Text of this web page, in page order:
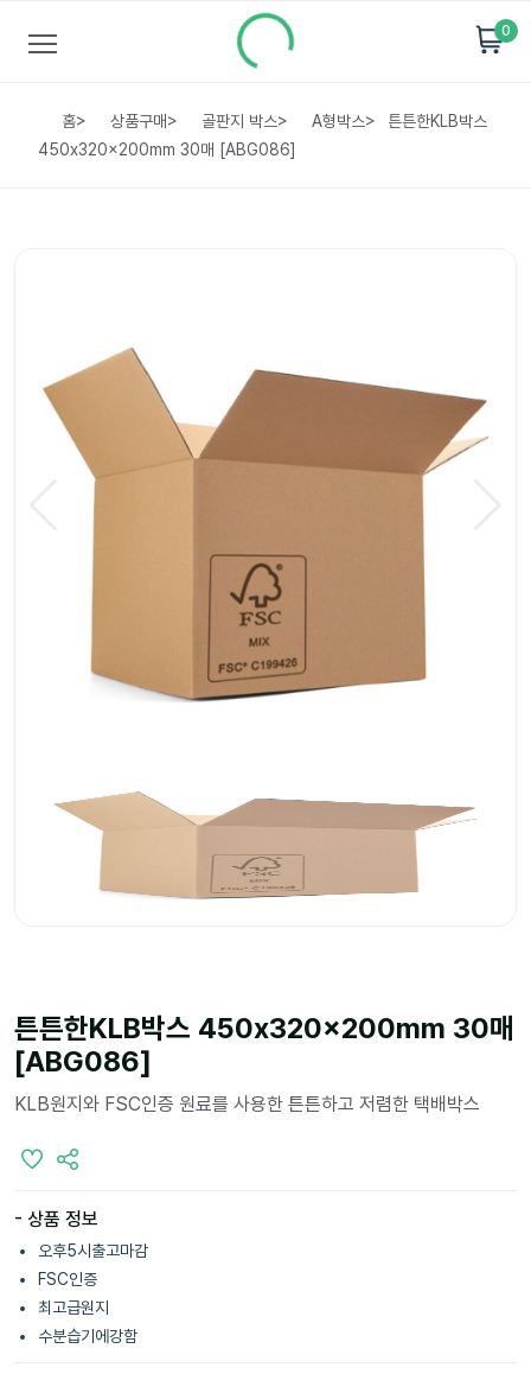
0
홈> 상품구매> 골판지 박스> A형박스>
튼튼한KLB박스
450x320x200mm 30매 [ABG086]
튼튼한KLB박스 450x320x200mm 30매
[ABG086]
KLB원지와 FSC인증 원료를 사용한 튼튼하고 저렴한 택배박스
- 상품 정보
오후5시출고마감
FSC인증
최고급원지
수분습기에강함